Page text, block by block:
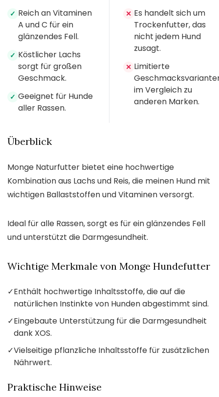
✓ Reich an Vitaminen
A und C für ein
glänzendes Fell.
✓ Köstlicher Lachs
sorgt für großen
Geschmack.
✓ Geeignet für Hunde
aller Rassen.
✕ Es handelt sich um
Trockenfutter, das
nicht jedem Hund
zusagt.
✕ Limitierte
im Vergleich zu
anderen Marken.
Überblick
Monge Naturfutter bietet eine hochwertige
Kombination aus Lachs und Reis, die meinen Hund mit
wichtigen Ballaststoffen und Vitaminen versorgt.
Ideal für alle Rassen, sorgt es für ein glänzendes Fell
und unterstützt die Darmgesundheit.
Wichtige Merkmale von Monge Hundefutter
✓Enthält hochwertige Inhaltsstoffe, die auf die
natürlichen Instinkte von Hunden abgestimmt sind.
✓Eingebaute Unterstützung für die Darmgesundheit
dank XOS.
✓Vielseitige pflanzliche Inhaltsstoffe für zusätzlichen
Nährwert.
Praktische Hinweise